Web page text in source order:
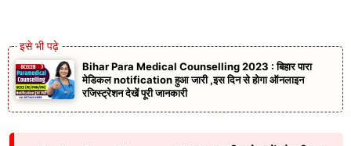
Bihar Para Medical Counselling 2023 : बिहार पारा
मेडिकल notification हुआ जारी ,इस दिन से होगा ऑनलाइन
रजिस्ट्रेशन देखें पूरी जानकारी